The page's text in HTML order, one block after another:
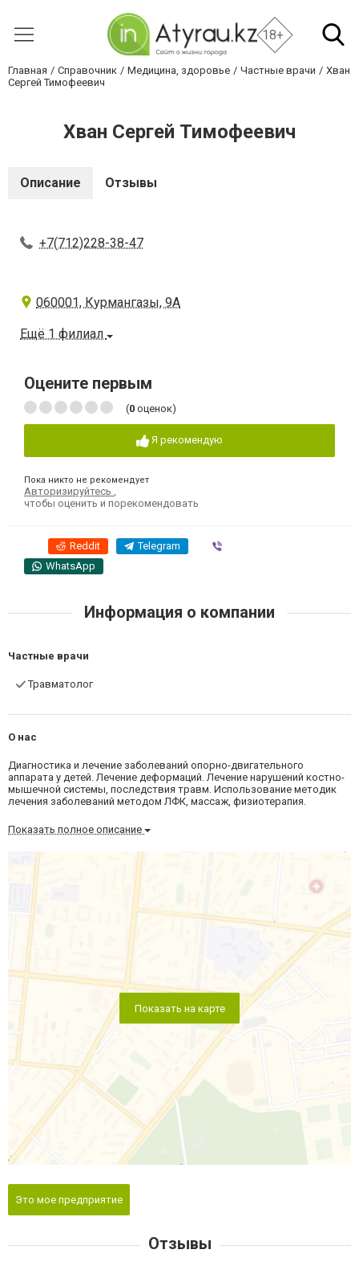
18+
Главная Справочник Медицина, здоровье Частные врачи
Хван
Сергей Тимофеевич
Хван Сергей Тимофеевич
Описание Отзывы
+7(712)228-38-47
060001, Курмангазы, 9А
Ещё 1 филиал
Оцените первым
(0 оценок)
Я рекомендую
Пока никто не рекомендует
Авторизируйтесь
чтобы оценить и порекомендовать
Reddit Telegram
WhatsApp
Информация о компании
Частные врачи
Травматолог
О нас
Диагностика и лечение заболеваний опорно-двигательного
аппарата у детей. Лечение деформаций. Лечение нарушений костно-
мышечной системы, последствия травм. Использование методик
лечения заболеваний методом ЛФК, массаж, физиотерапия.
Показать полное описание
Показать на карте
Это мое предприятие
Отзывы